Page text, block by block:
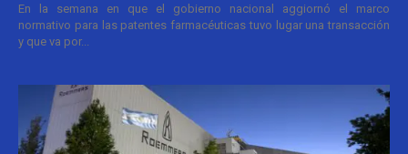
En la semana en que el gobierno nacional aggiornó el marco
normativo para las patentes farmacéuticas tuvo lugar una transacción
y que va por...